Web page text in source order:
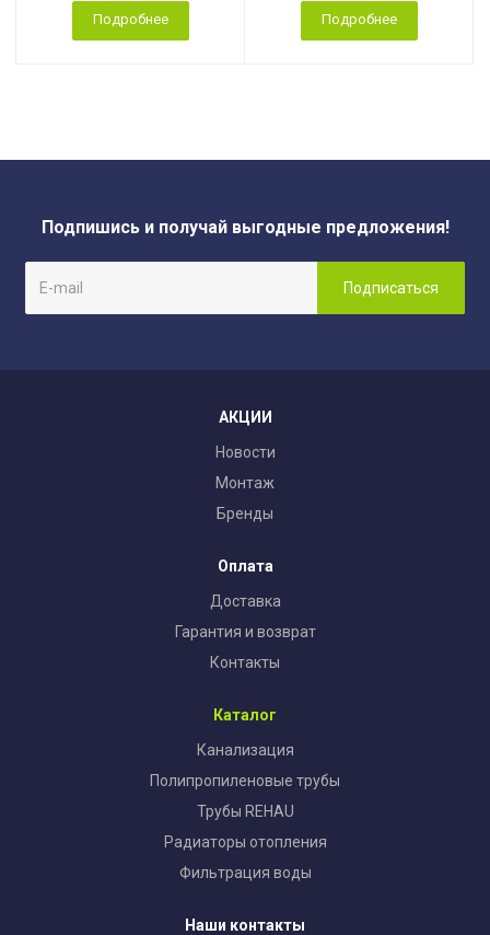
Подробнее Подробнее
Подпишись и получай выгодные предложения!
АКЦИИ
Новости
Монтаж
Бренды
Оплата
Доставка
Гарантия и возврат
Контакты
Каталог
Канализация
Полипропиленовые трубы
Трубы REHAU
Радиаторы отопления
Фильтрация воды
Наши контакты